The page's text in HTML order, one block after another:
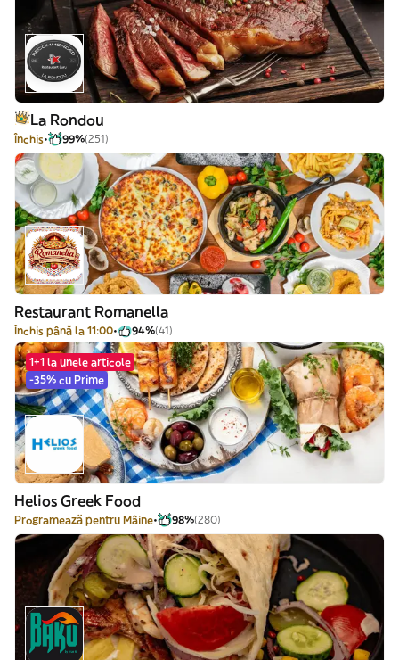
La Rondou
Închis 99%(251)
Restaurant Romanella
Închis până la 11:00 94%(41)
1+1 la unele articole
-35% cu Prime
Helios Greek Food
Programează pentru Mâine 98%(280)